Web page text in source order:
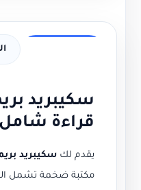
سكيبريد
قراءة شامل
يقدم لك سكيبريد
مكتبة ضخمة تشمل